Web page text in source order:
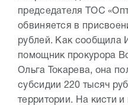
председателя ТОС
обвиняется в
рублей. Как сообщила
помощник прокурора
Ольга Токарева, она
субсидии 220 тысяч
территории. На кисти и